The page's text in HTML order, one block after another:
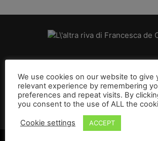
SEGUICI
We use cookies on our website to give
relevant experience by remembering
preferences and repeat visits. By
you consent to the use of ALL the
Cookie settings ACCEPT